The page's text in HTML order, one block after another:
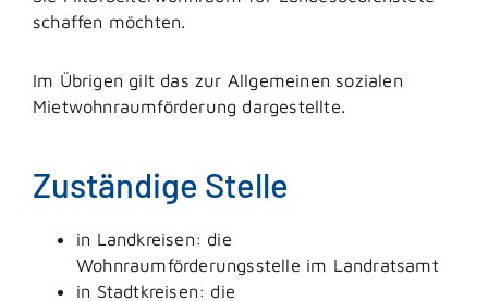
schaffen möchten.
Im Übrigen gilt das zur Allgemeinen sozialen
Mietwohnraumförderung dargestellte.
Zuständige Stelle
in Landkreisen: die
Wohnraumförderungsstelle im Landratsamt
in Stadtkreisen: die